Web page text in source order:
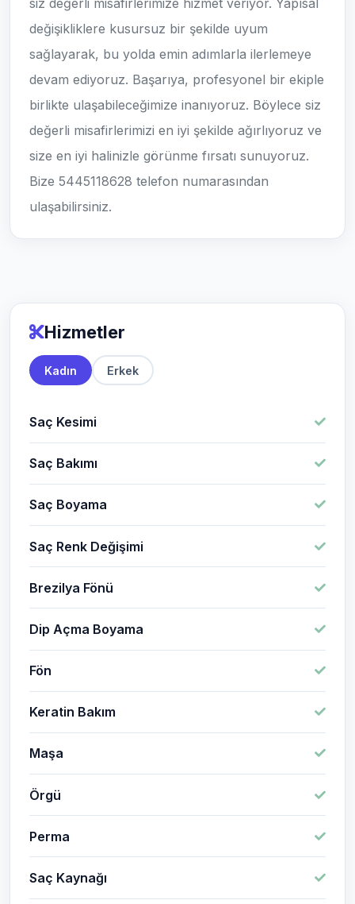
siz değerli misafirlerimize hizmet veriyor. Yapısal
değişikliklere kusursuz bir şekilde uyum
sağlayarak, bu yolda emin adımlarla ilerlemeye
devam ediyoruz. Başarıya, profesyonel bir ekiple
birlikte ulaşabileceğimize inanıyoruz. Böylece siz
değerli misafirlerimizi en iyi şekilde ağırlıyoruz ve
size en iyi halinizle görünme fırsatı sunuyoruz.
Bize 5445118628 telefon numarasından
ulaşabilirsiniz.
Hizmetler
Kadın Erkek
Saç Kesimi
Saç Bakımı
Saç Boyama
Saç Renk Değişimi
Brezilya Fönü
Dip Açma Boyama
Fön
Keratin Bakım
Maşa
Örgü
Perma
Saç Kaynağı